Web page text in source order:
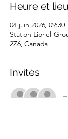
Heure et lieu
04 juin 2026, 09:30
Station Lionel-
2Z6, Canada
Invités